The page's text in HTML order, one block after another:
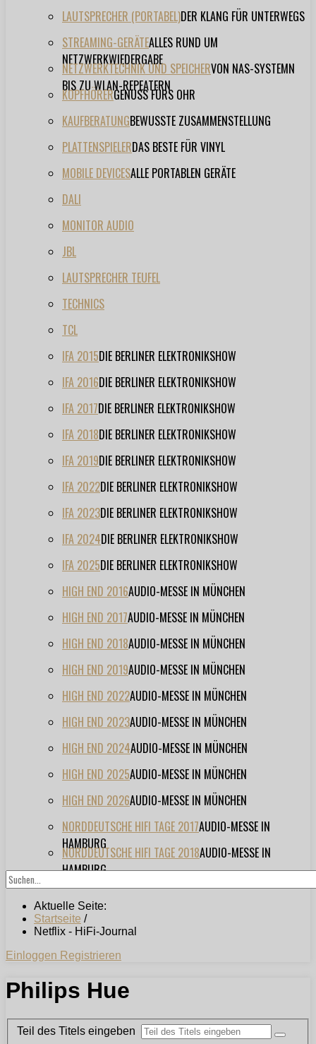
LAUTSPRECHER (PORTABEL)DER KLANG FÜR UNTERWEGS
STREAMING-GERÄTEALLES RUND UM
NETZWERKWIEDERGABE
NETZWERKTECHNIK UND SPEICHERVON NAS-SYSTEMN
BIS ZU WLAN-REPEATERN
KOPFHÖRERGENUSS FÜRS OHR
KAUFBERATUNGBEWUSSTE ZUSAMMENSTELLUNG
PLATTENSPIELERDAS BESTE FÜR VINYL
MOBILE DEVICESALLE PORTABLEN GERÄTE
DALI
MONITOR AUDIO
JBL
LAUTSPRECHER TEUFEL
TECHNICS
TCL
IFA 2015DIE BERLINER ELEKTRONIKSHOW
IFA 2016DIE BERLINER ELEKTRONIKSHOW
IFA 2017DIE BERLINER ELEKTRONIKSHOW
IFA 2018DIE BERLINER ELEKTRONIKSHOW
IFA 2019DIE BERLINER ELEKTRONIKSHOW
IFA 2022DIE BERLINER ELEKTRONIKSHOW
IFA 2023DIE BERLINER ELEKTRONIKSHOW
IFA 2024DIE BERLINER ELEKTRONIKSHOW
IFA 2025DIE BERLINER ELEKTRONIKSHOW
HIGH END 2016AUDIO-MESSE IN MÜNCHEN
HIGH END 2017AUDIO-MESSE IN MÜNCHEN
HIGH END 2018AUDIO-MESSE IN MÜNCHEN
HIGH END 2019AUDIO-MESSE IN MÜNCHEN
HIGH END 2022AUDIO-MESSE IN MÜNCHEN
HIGH END 2023AUDIO-MESSE IN MÜNCHEN
HIGH END 2024AUDIO-MESSE IN MÜNCHEN
HIGH END 2025AUDIO-MESSE IN MÜNCHEN
HIGH END 2026AUDIO-MESSE IN MÜNCHEN
NORDDEUTSCHE HIFI TAGE 2017AUDIO-MESSE IN
HAMBURG
NORDDEUTSCHE HIFI TAGE 2018AUDIO-MESSE IN
HAMBURG
Aktuelle Seite:
Startseite /
Netflix - HiFi-Journal
Einloggen Registrieren
Philips Hue
Teil des Titels eingeben